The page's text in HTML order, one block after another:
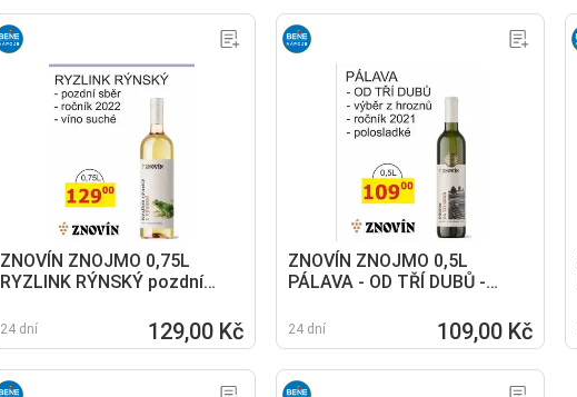
ZNOVÍN ZNOJMO 0,75L
RYZLINK RÝNSKÝ pozdní
24 dní 129,00 Kč
ZNOVÍN ZNOJMO 0,5L
PÁLAVA - OD TŘÍ DUBŮ -
polosladké
24 dní 109,00 Kč